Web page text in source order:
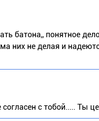
батона,, понятное
них не делая и
с тобой..... Ты